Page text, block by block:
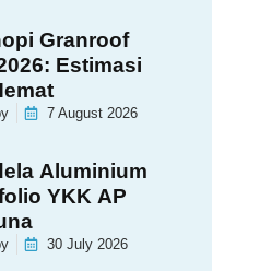
Granroof
Estimasi
7 August 2026
Aluminium
YKK AP
30 July 2026